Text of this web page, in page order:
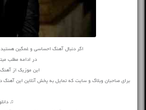
اگر دنبال آهنگ احساسی و غمگین
در ادامه مطلب
این موزیک از
برای صاحبان وبلاگ و سایت که تمایل به پخش آنلاین این آهنگ
♫